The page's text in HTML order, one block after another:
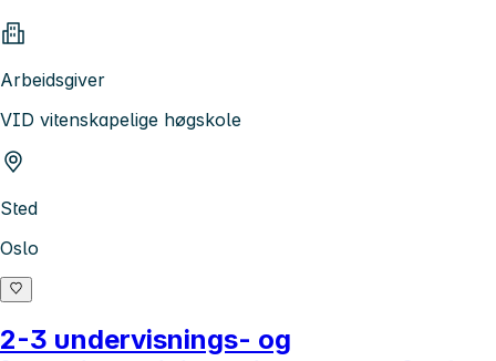
Arbeidsgiver
VID vitenskapelige høgskole
Sted
Oslo
2-3 undervisnings- og